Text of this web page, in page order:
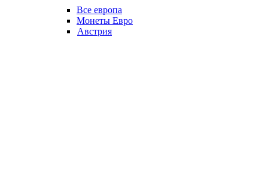
Все европа
Монеты Евро
Австрия